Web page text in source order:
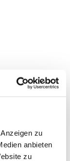
zu
anbieten
zu